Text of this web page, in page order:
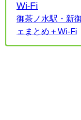
Wi-Fi
御茶ノ水駅・新
ェまとめ＋Wi-Fi